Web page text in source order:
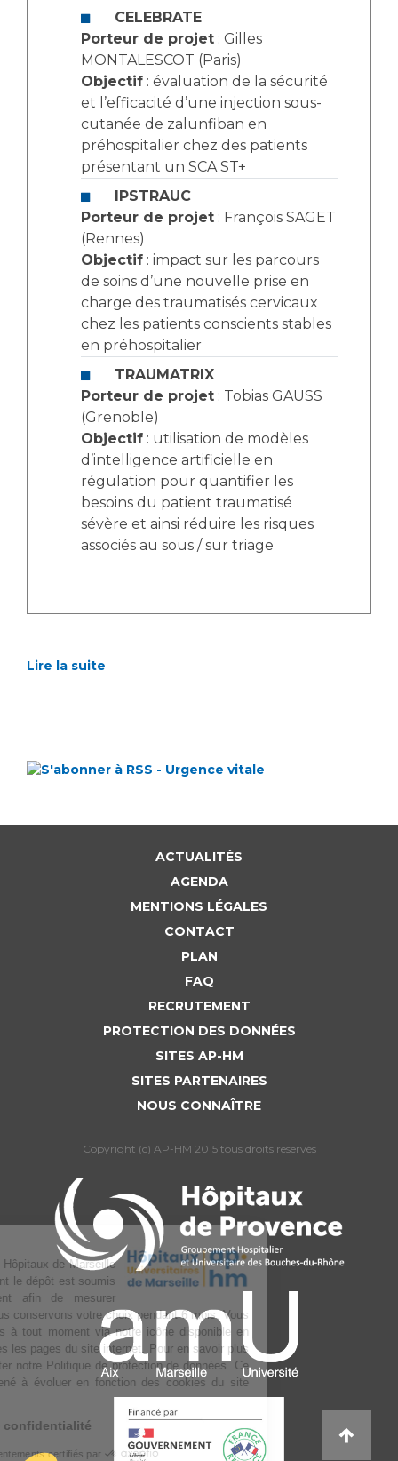
CELEBRATE
Porteur de projet : Gilles
MONTALESCOT (Paris)
Objectif : évaluation de la sécurité
et l’efficacité d’une injection sous-
cutanée de zalunfiban en
préhospitalier chez des patients
présentant un SCA ST+
IPSTRAUC
Porteur de projet : François SAGET
(Rennes)
Objectif : impact sur les parcours
de soins d’une nouvelle prise en
charge des traumatisés cervicaux
chez les patients conscients stables
en préhospitalier
TRAUMATRIX
Porteur de projet : Tobias GAUSS
(Grenoble)
Objectif : utilisation de modèles
d’intelligence artificielle en
régulation pour quantifier les
besoins du patient traumatisé
sévère et ainsi réduire les risques
associés au sous / sur triage
Lire la suite
ACTUALITÉS
AGENDA
MENTIONS LÉGALES
CONTACT
PLAN
FAQ
RECRUTEMENT
PROTECTION DES DONNÉES
SITES AP-HM
SITES PARTENAIRES
NOUS CONNAÎTRE
Copyright (c) AP-HM 2015 tous droits reservés
L’Assistance publique Hôpitaux de Marseille
utilise des cookies dont le dépôt est soumis
à votre consentement afin de mesurer
l’audience du site. Nous conservons votre choix pendant 6 mois. Vous
pouvez changer d’avis à tout moment via notre icône disponible en
bas à gauche de toutes les pages du site internet. Pour en savoir plus
sur la gestion, consulter notre Politique de protection de données. Ce
texte pourra être amené à évoluer en fonction des cookies du site
Lire la politique de confidentialité
Consentements certifiés par